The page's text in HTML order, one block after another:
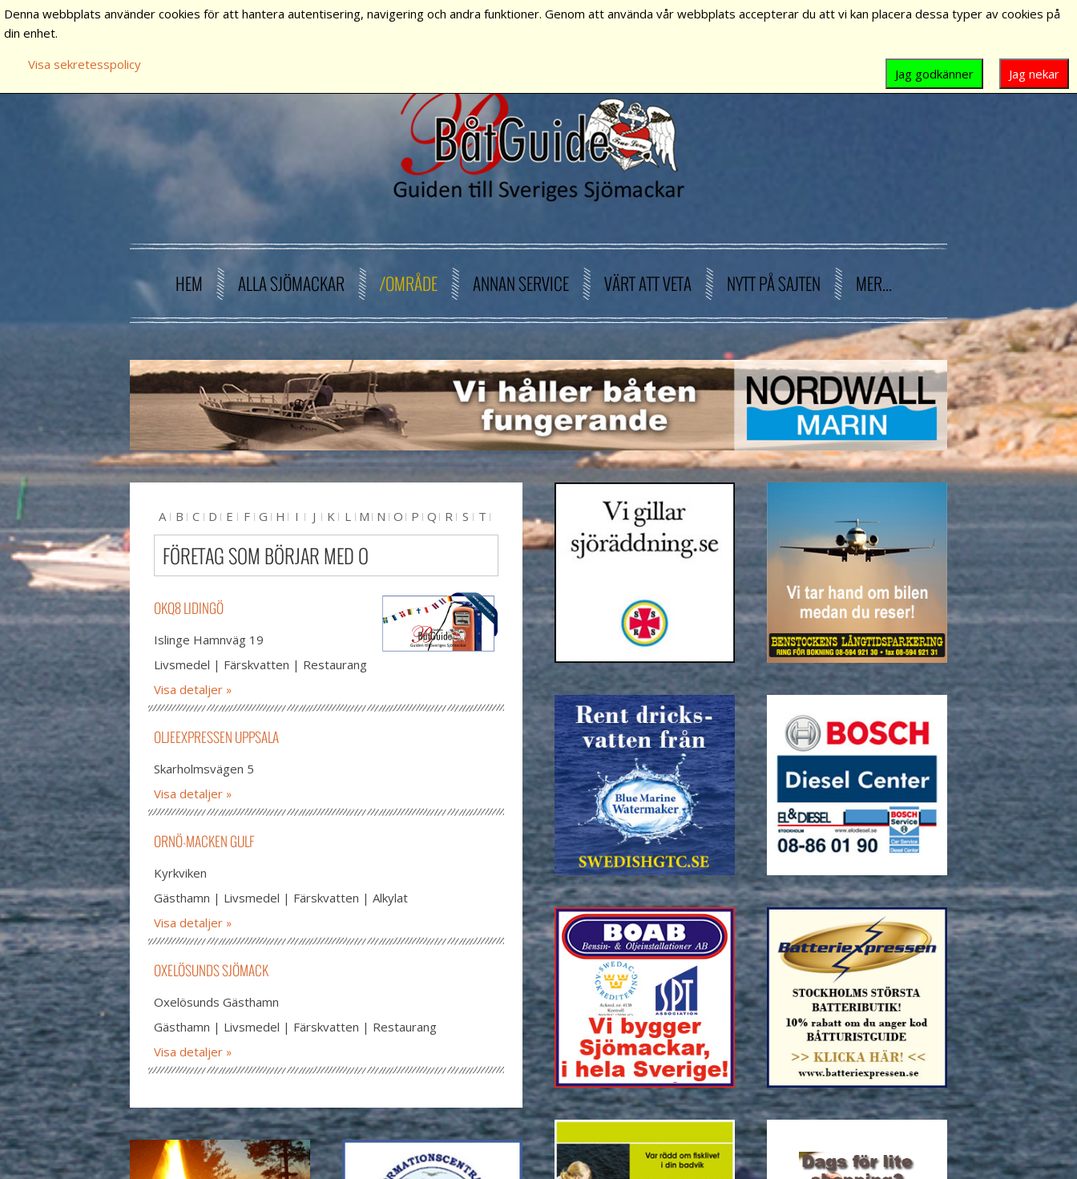
HEM ALLA SJÖMACKAR /OMRÅDE ANNAN SERVICE VÄRT ATT VETA NYTT PÅ SAJTEN MER...
A B C D E F G H I J K L M N O P Q R S
T
U V W X Y Z #
FÖRETAG SOM BÖRJAR MED O
OKQ8 LIDINGÖ
Islinge Hamnväg 19
Livsmedel | Färskvatten | Restaurang
Visa detaljer
OLJEEXPRESSEN UPPSALA
Skarholmsvägen 5
Visa detaljer
ORNÖ-MACKEN GULF
Kyrkviken
Gästhamn | Livsmedel | Färskvatten | Alkylat
Visa detaljer
OXELÖSUNDS SJÖMACK
Oxelösunds Gästhamn
Gästhamn | Livsmedel | Färskvatten | Restaurang
Visa detaljer
Denna webbplats använder cookies för att hantera autentisering, navigering och andra funktioner. Genom att använda vår webbplats accepterar du att vi kan placera dessa typer av cookies på
din enhet.
Visa sekretesspolicy
Jag nekar
Jag godkänner